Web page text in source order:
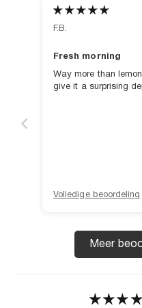
F.B.
Fresh morning
Way more than
give it a surprising
Volledige beoordeling
Meer